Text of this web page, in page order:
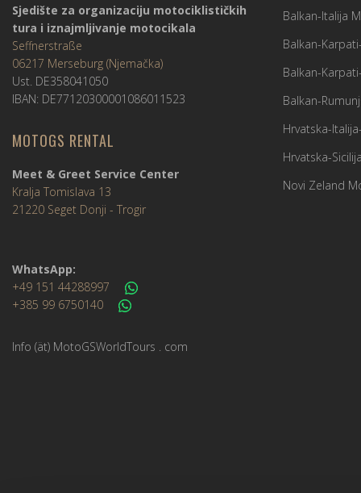
Sjedište za organizaciju motociklističkih
tura i iznajmljivanje motocikala
Seffnerstraße
06217 Merseburg (Njemačka)
Ust. DE358041050
IBAN: DE77120300001086011523
MOTOGS RENTAL
Meet & Greet Service Center
Kralja Tomislava 13
21220 Seget Donji - Trogir
WhatsApp:
+49 151 44288997
+385 99 6750140
Info (ät) MotoGSWorldTours . com
Balkan-Italija
Balkan-
Balkan-
Balkan-
Hrvatska-
Hrvatska-
Novi Zeland